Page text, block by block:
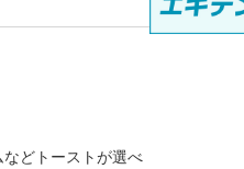
どトーストが選べ